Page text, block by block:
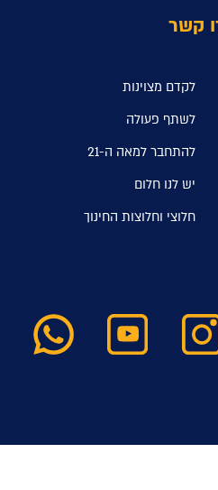
קשר
לקדם מצוינות
לשתף פעולה
להתחבר למאה ה-21
יש לנו חלום
חלוצי וחלוצות החינוך